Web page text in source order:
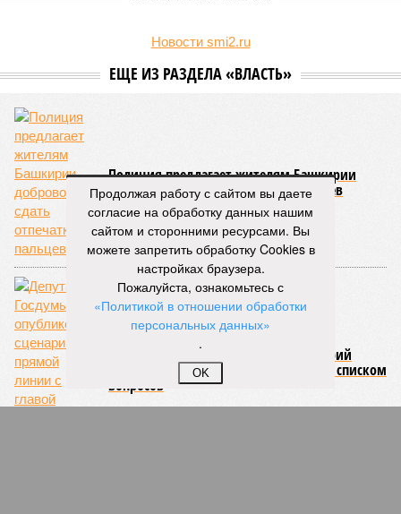
Новости smi2.ru
ЕЩЕ ИЗ РАЗДЕЛА «ВЛАСТЬ»
Полиция предлагает жителям Башкирии
добровольно сдать отпечатки пальцев
Депутат Госдумы опубликовал сценарий
прямой линии с главой Башкирии со списком
вопросов
Продолжая работу с сайтом вы даете
согласие на обработку данных нашим
сайтом и сторонними ресурсами. Вы
можете запретить обработку Cookies в
настройках браузера.
Пожалуйста, ознакомьтесь с
«Политикой в отношении обработки
персональных данных»
.
OK